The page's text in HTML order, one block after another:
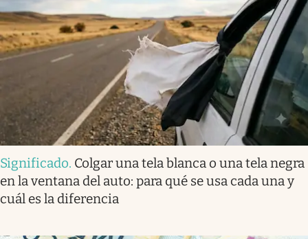
Significado. Colgar una tela blanca o una tela negra
en la ventana del auto: para qué se usa cada una y
cuál es la diferencia